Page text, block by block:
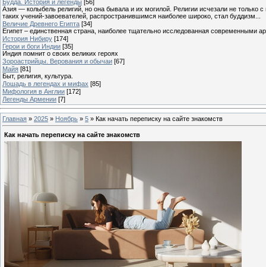
Будда. История и легенды [56]
Азия — колыбель религий, но она бывала и их могилой. Религии исчезали не
таких учений-завоевателей, распространившимся наиболее широко, стал буддизм...
Величие Древнего Египта [34]
Египет – единственная страна, наиболее тщательно исследованная современными
История Нибиру [174]
Герои и боги Индии [35]
Индия помнит о своих великих героях
Зороастрийцы. Верования и обычаи [67]
Майя [81]
Быт, религия, культура.
Лошадь в легендах и мифах [85]
Мифология в Англии [172]
Легенды Армении [7]
Главная » 2025 » Ноябрь » 5 » Как начать переписку на сайте знакомств
Как начать переписку на сайте знакомств